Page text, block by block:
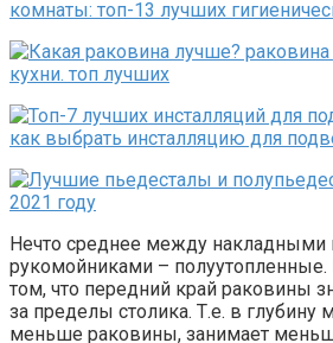
Нечто среднее между
рукомойниками – полуутопленные.
том, что передний край раковины
за пределы столика. Т.е. в глубину
меньше раковины, занимает